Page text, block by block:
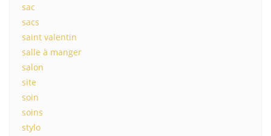
sac
sacs
saint valentin
salle à manger
salon
site
soin
soins
stylo